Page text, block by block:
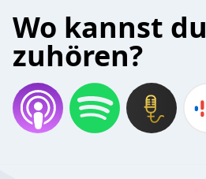
Wo kannst du
zuhören?